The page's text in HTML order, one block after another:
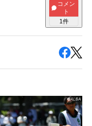
コメン
ト
1件